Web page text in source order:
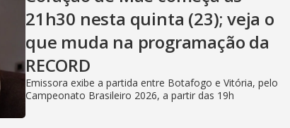
e
o
21h30 nesta quinta (23); veja o
que muda na programação da
RECORD
Emissora exibe a partida entre Botafogo e Vitória, pelo
Campeonato Brasileiro 2026, a partir das 19h